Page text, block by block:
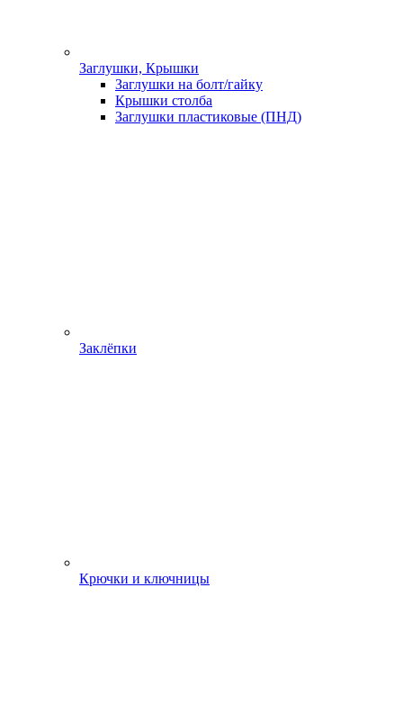
Заглушки, Крышки
Заглушки на болт/гайку
Крышки столба
Заглушки пластиковые (ПНД)
Заклёпки
Крючки и ключницы